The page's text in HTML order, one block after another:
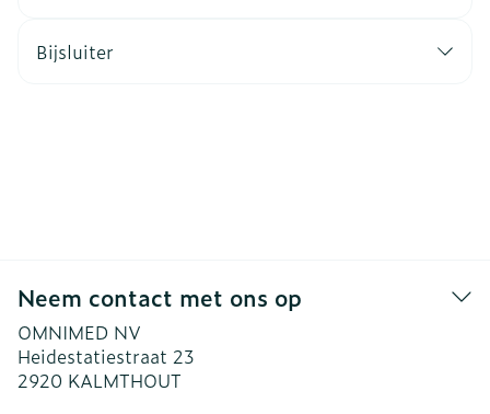
Bijsluiter
Neem contact met ons op
OMNIMED NV
Heidestatiestraat 23
2920 KALMTHOUT